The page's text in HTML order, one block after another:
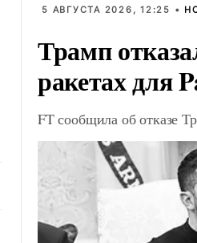
5 АВГУСТА 2026, 12:25 •
Трамп
ракетах для
FT сообщила об отказе